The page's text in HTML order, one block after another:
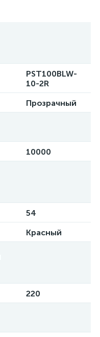
PST100BLW-
10-2R
Прозрачный
10000
54
Красный
220